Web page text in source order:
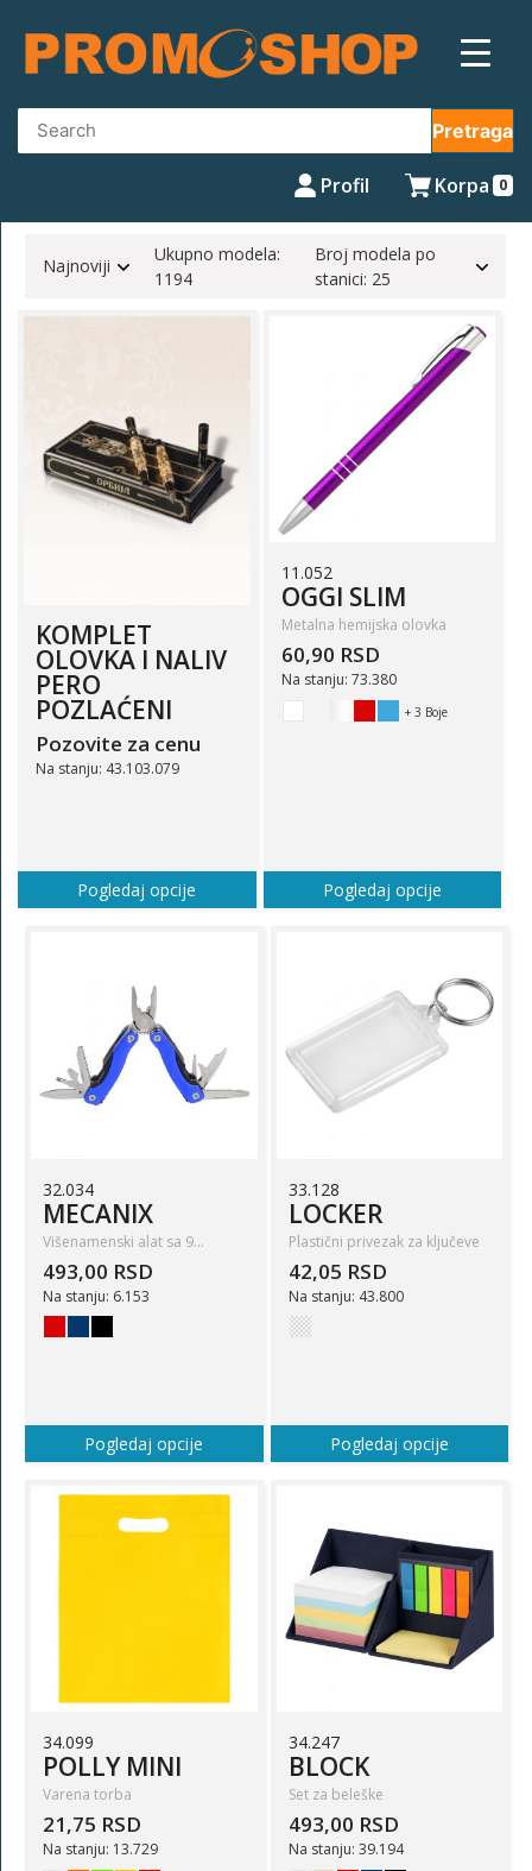
content
Pretraga
Profil Korpa 0
Najnoviji
Ukupno modela:
1194
Broj modela po
stanici: 25
KOMPLET
OLOVKA I NALIV
PERO
POZLAĆENI
Pozovite za cenu
Na stanju: 43.103.079
Pogledaj opcije
11.052
OGGI SLIM
Metalna hemijska olovka
60,90 RSD
Na stanju: 73.380
+ 3 Boje
Pogledaj opcije
32.034
MECANIX
Višenamenski alat sa 9…
493,00 RSD
Na stanju: 6.153
Pogledaj opcije
33.128
LOCKER
Plastični privezak za ključeve
42,05 RSD
Na stanju: 43.800
Pogledaj opcije
34.099
POLLY MINI
Varena torba
21,75 RSD
Na stanju: 13.729
34.247
BLOCK
Set za beleške
493,00 RSD
Na stanju: 39.194